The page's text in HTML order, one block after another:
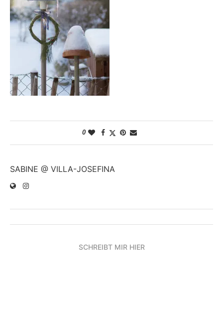
0
SABINE @ VILLA-JOSEFINA
SCHREIBT MIR HIER